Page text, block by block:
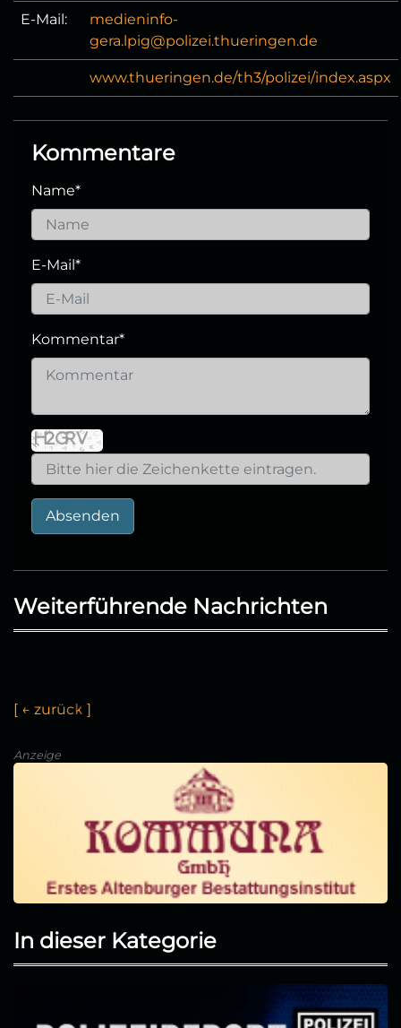
E-Mail:
medieninfo-
gera.lpig@polizei.thueringen.de
www.thueringen.de/th3/polizei/index.aspx
Kommentare
Name*
E-Mail*
Kommentar*
Absenden
Weiterführende Nachrichten
[ ← zurück ]
Anzeige
In dieser Kategorie